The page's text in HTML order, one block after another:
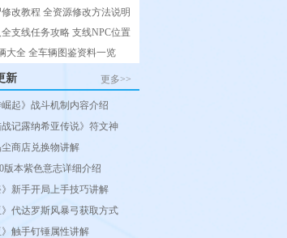
改教程 全资源修改方法说明
支线任务攻略 支线NPC位置
大全 全车辆图鉴资料一览
更多>>
新
崛起》战斗机制内容介绍
战记露纳希亚传说》符文神
尘商店兑换物讲解
版本紫色意志详细介绍
》新手开局上手技巧讲解
》代达罗斯风暴弓获取方式
》触手钉锤属性讲解